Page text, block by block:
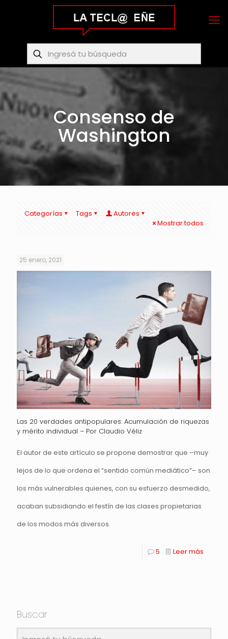
Consenso de
Washington
Categorías Tags
Autores
Mostrar todos
25 enero, 2021
Las 20 verdades antipopulares: Acumulación de riquezas
y mérito individual – Por Claudio Véliz
El autor de este artículo se propone demostrar que –muy
lejos de lo que ordena el “sentido común mediático”– son
los más vulnerables quienes, con su esfuerzo desmedido,
acaban subsidiando el festín de las clases propietarias
de los modos más diversos.
5 Leer más
Buscar